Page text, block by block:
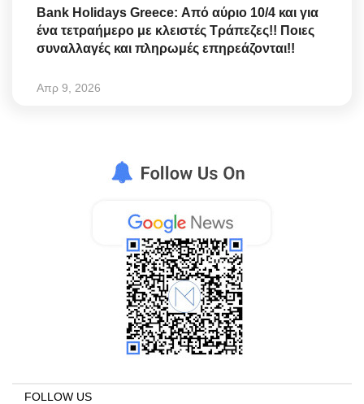
Bank Holidays Greece: Από αύριο 10/4 και για
ένα τετραήμερο με κλειστές Τράπεζες!! Ποιες
συναλλαγές και πληρωμές επηρεάζονται!!
Απρ 9, 2026
FOLLOW US